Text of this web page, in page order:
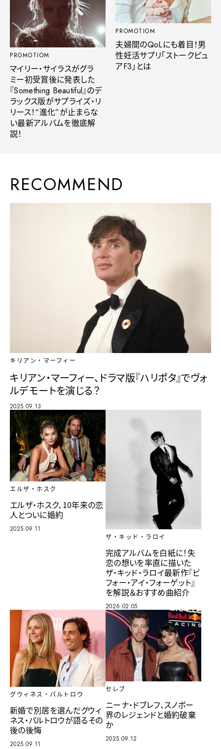
PROMOTIOM
マイリー・サイラスがグラ
ミー初受賞後に発表した
『Something Beautiful』のデ
ラックス版がサプライズ・リ
リース！“進化”が止まらな
い最新アルバムを徹底解
説！
PROMOTIOM
夫婦間のQoLにも着目！男
性妊活サプリ「ストークピュ
アF3」とは
RECOMMEND
キリアン・マーフィー
キリアン・マーフィー、ドラマ版『ハリポタ』でヴォ
ルデモートを演じる？
2025.09.13
エルザ・ホスク
エルザ・ホスク、10年来の恋
人とついに婚約
2025.09.11
ザ・キッド・ラロイ
完成アルバムを白紙に！失
恋の想いを率直に描いた
ザ・キッド・ラロイ最新作『ビ
フォー・アイ・フォーゲット』
を解説＆おすすめ曲紹介
2026.02.05
グウィネス・パルトロウ
新婚で別居を選んだグウィ
ネス・パルトロウが語るその
後の後悔
2025.09.11
セレブ
ニーナ・ドブレフ、スノボー
界のレジェンドと婚約破棄
か
2025.09.12